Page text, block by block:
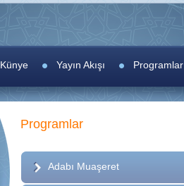
Künye Yayın Akışı Programlar
Programlar
Adabı Muaşeret